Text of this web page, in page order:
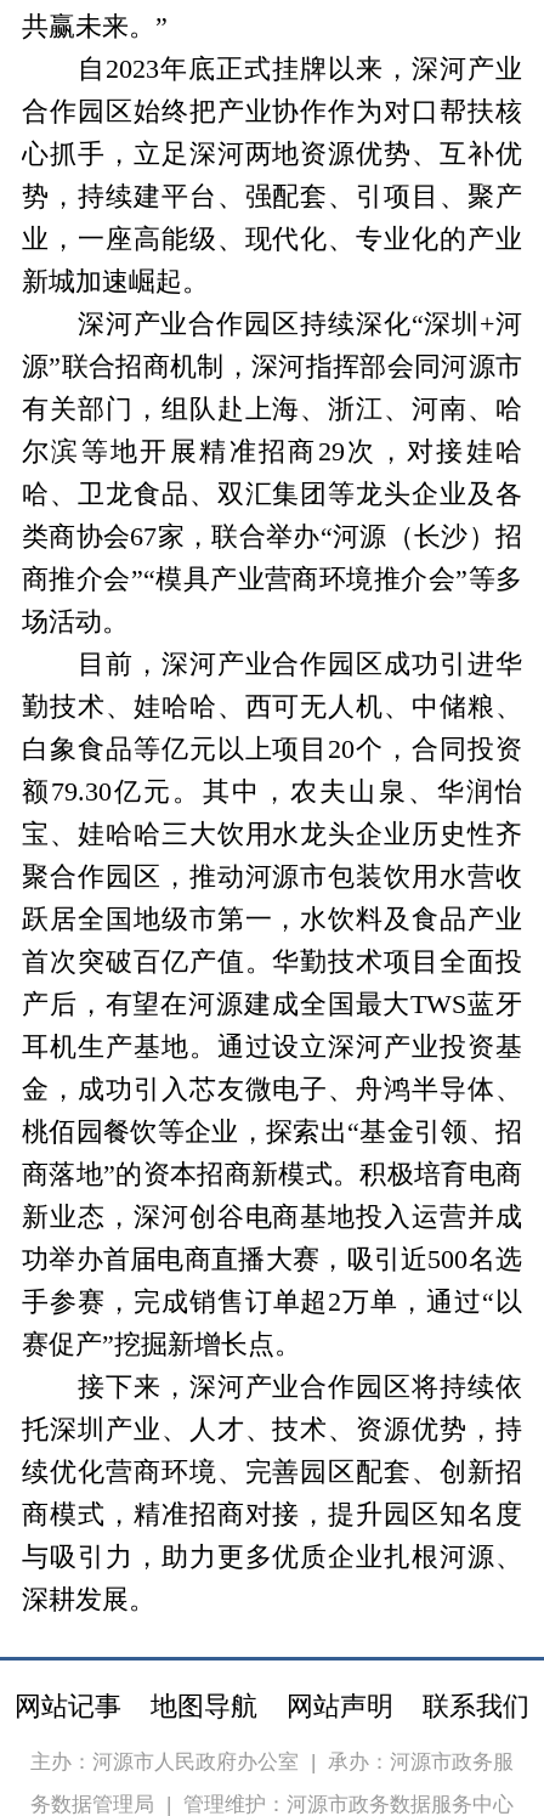
共赢未来。”
自2023年底正式挂牌以来，深河产业
合作园区始终把产业协作作为对口帮扶核
心抓手，立足深河两地资源优势、互补优
势，持续建平台、强配套、引项目、聚产
业，一座高能级、现代化、专业化的产业
新城加速崛起。
深河产业合作园区持续深化“深圳+河
源”联合招商机制，深河指挥部会同河源市
有关部门，组队赴上海、浙江、河南、哈
尔滨等地开展精准招商29次，对接娃哈
哈、卫龙食品、双汇集团等龙头企业及各
类商协会67家，联合举办“河源（长沙）招
商推介会”“模具产业营商环境推介会”等多
场活动。
目前，深河产业合作园区成功引进华
勤技术、娃哈哈、西可无人机、中储粮、
白象食品等亿元以上项目20个，合同投资
额79.30亿元。其中，农夫山泉、华润怡
宝、娃哈哈三大饮用水龙头企业历史性齐
聚合作园区，推动河源市包装饮用水营收
跃居全国地级市第一，水饮料及食品产业
首次突破百亿产值。华勤技术项目全面投
产后，有望在河源建成全国最大TWS蓝牙
耳机生产基地。通过设立深河产业投资基
金，成功引入芯友微电子、舟鸿半导体、
桃佰园餐饮等企业，探索出“基金引领、招
商落地”的资本招商新模式。积极培育电商
新业态，深河创谷电商基地投入运营并成
功举办首届电商直播大赛，吸引近500名选
手参赛，完成销售订单超2万单，通过“以
赛促产”挖掘新增长点。
接下来，深河产业合作园区将持续依
托深圳产业、人才、技术、资源优势，持
续优化营商环境、完善园区配套、创新招
商模式，精准招商对接，提升园区知名度
与吸引力，助力更多优质企业扎根河源、
深耕发展。
网站记事 地图导航 网站声明 联系我们
主办：河源市人民政府办公室 | 承办：河源市政务服
务数据管理局 | 管理维护：河源市政务数据服务中心